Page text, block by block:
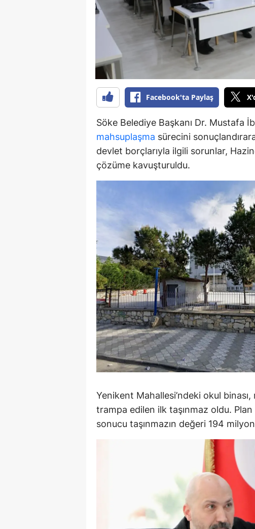
Tunceli
Şanlıurfa
Uşak
Van
Yozgat
Aksaray
Bayburt
Kırıkkale
Batman
Şırnak
Bartın
Ardahan
Iğdır
Yalova
Karabük
Kilis
Düzce
Facebook'ta Paylaş
Söke Belediye Başkanı Dr. Mustafa
mahsuplaşma sürecini
devlet borçlarıyla ilgili sorunlar,
çözüme kavuşturuldu.
Yenikent Mahallesi’ndeki okul
trampa edilen ilk taşınmaz oldu.
sonucu taşınmazın değeri 194